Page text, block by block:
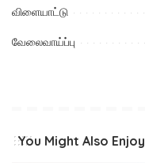
விளையாட்டு
வேலைவாய்ப்பு
You Might Also Enjoy